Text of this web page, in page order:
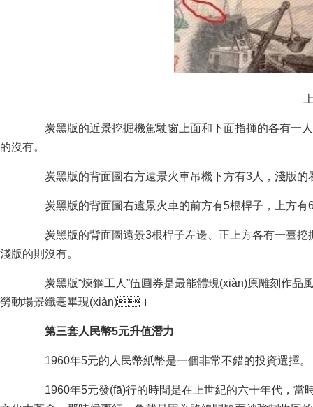
上
炭黑版的近景挖掘機駕駛窗上面和下面指揮的各有一人
的沒有。
炭黑版的背面圖右方遠景火車吊機下方有3人，淺版的
炭黑版的背面圖右遠景火車的前方有5根桿子，上方有6根
炭黑版的背面圖遠景3根桿子左邊、正上方各有一臺挖
淺版的則沒有。
炭黑版“煉鋼工人”伍圓券是最能體現(xiàn)原雕刻作品風貌
勞動場景纖毫畢現(xiàn)！
第三套人民幣5元升值潛力
1960年5元的人民幣紙幣是一個非常不錯的投資選擇。
1960年5元發(fā)行的時間是在上世紀的六十年代，當